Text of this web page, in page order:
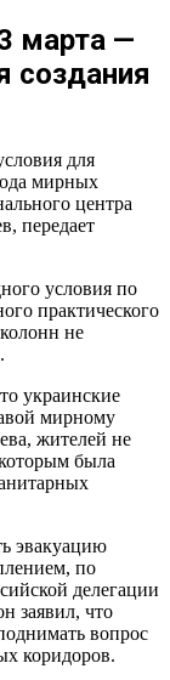
марта —
создания
для
мирных
центра
передает
условия по
практического
не
украинские
мирному
жителей не
была
эвакуацию
по
делегации
заявил, что
вопрос
коридоров.